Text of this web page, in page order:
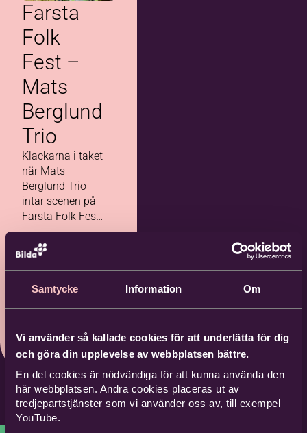
Samtycke Information Om
Vi använder så kallade cookies för att underlätta för dig
och göra din upplevelse av webbplatsen bättre.
En del cookies är nödvändiga för att kunna använda den
här webbplatsen. Andra cookies placeras ut av
tredjepartstjänster som vi använder oss av, till exempel
YouTube.
Farsta
Folk
Fest –
Mats
Berglund
Trio
Klackarna i taket
när Mats
Berglund Trio
intar scenen på
Farsta Folk Fest!
En konsert- och
danskväll du
sent kommer att
Farsta gård
202
6-08
Kom
man
de